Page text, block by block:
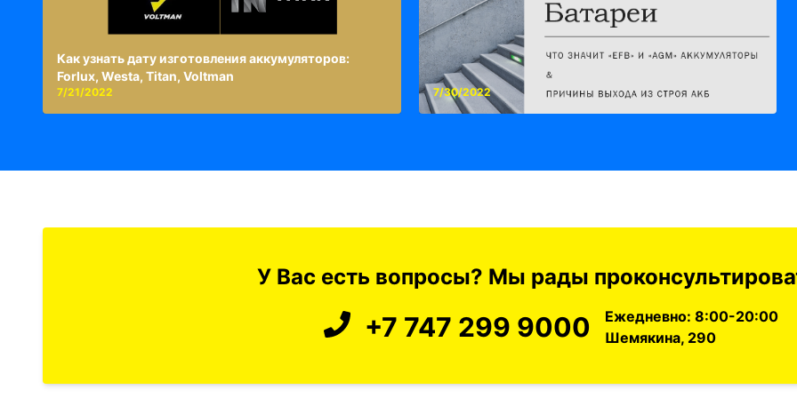
Как узнать дату изготовления аккумуляторов:
Forlux, Westa, Titan, Voltman
7/21/2022 7/30/2022
У Вас есть вопросы? Мы рады
+7 747 299 9000
Ежедневно: 8:00-20:00
Шемякина, 290